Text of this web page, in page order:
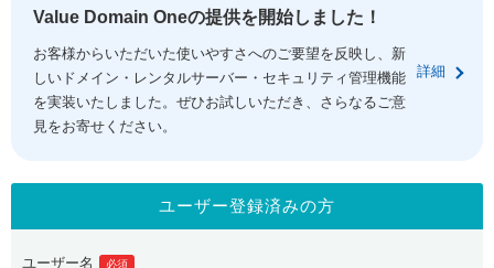
ドメイン移管
ドメイン価格一覧
ドメイン一括検索
.jpドメインオークション
gTLDオークション NEW!
コアサーバー
バリューサーバー
XREA
セキュリティトップ
Value Domain ネットde診断
SSL証明書
サービストップ
お得意様割引
facebook
Value Domain Oneの提供を開始しました！
お客様からいただいた使いやすさへのご要望を反映し、新
しいドメイン・レンタルサーバー・セキュリティ管理機能
を実装いたしました。ぜひお試しいただき、さらなるご意
見をお寄せください。
詳細
ユーザー登録済みの方
ユーザー名 必須